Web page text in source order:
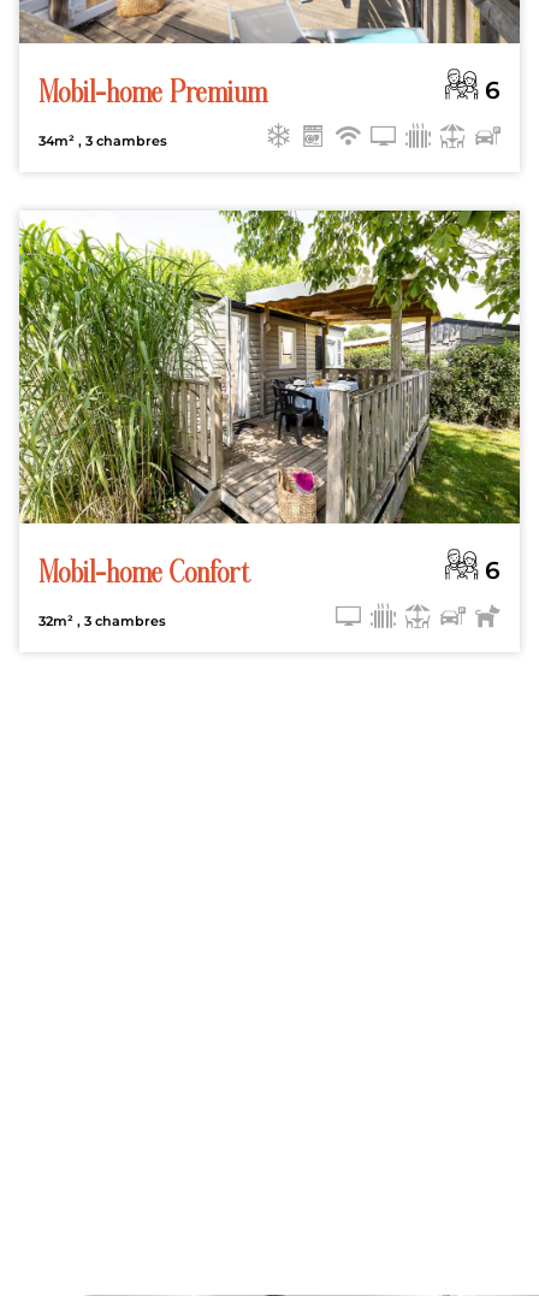
Mobil-home Premium 6
34m² , 3 chambres
Mobil-home Confort 6
32m² , 3 chambres